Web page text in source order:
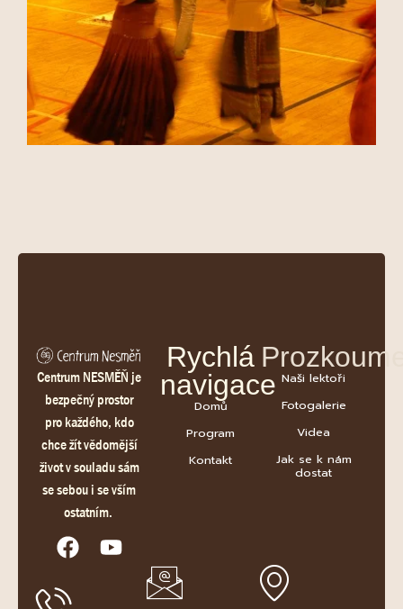
Centrum NESMĚŇ je
bezpečný prostor
pro každého, kdo
chce žít vědomější
život v souladu sám
se sebou i se vším
ostatním.
Rychlá
navigace
Domů
Program
Kontakt
Naši lektoři
Fotogalerie
Videa
Jak se k nám
dostat